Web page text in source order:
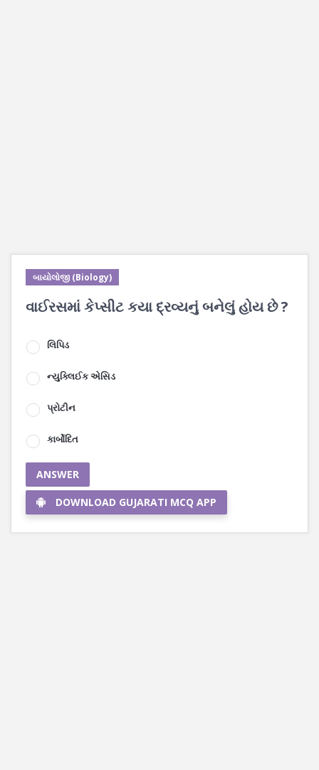
બાયોલોજી (Biology)
વાઈરસમાં કેપ્સીટ કયા દ્રવ્યનું બનેલું હોય છે ?
લિપિડ
ન્યુક્લિઈક એસિડ
પ્રોટીન
કાર્બોદિત
ANSWER
DOWNLOAD GUJARATI MCQ APP